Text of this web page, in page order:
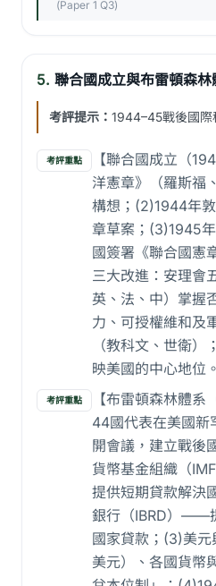
(Paper 1 Q3)
5. 聯合國成立與布雷頓森林
考評提示： 1944–45戰後國際
考評重點
【聯合國成立（
洋憲章》（羅斯福
構想；(2)1944年
章草案；(3)1945
國簽署《聯合國憲
三大改進：安理會
英、法、中）掌握
力、可授權維和及
（教科文、世衛
映美國的中心地位。
考評重點
【布雷頓森林體
44國代表在美國新
開會議，建立戰後
貨幣基金組織（
提供短期貸款解決
銀行（IBRD）——
國家貸款；(3)美
美元）、各國貨幣